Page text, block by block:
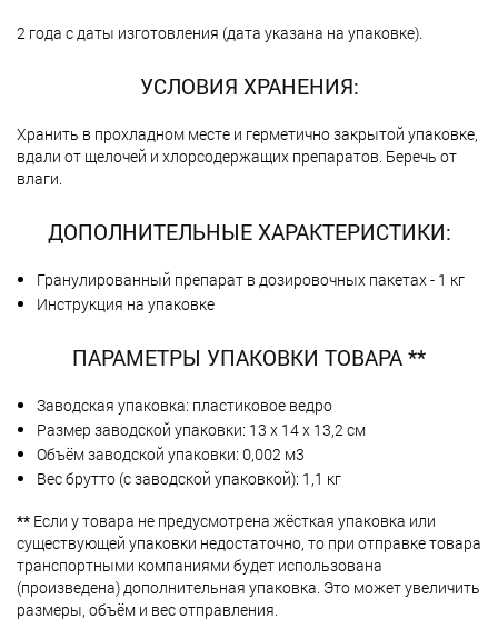
2 года с даты изготовления (дата указана на упаковке).
УСЛОВИЯ ХРАНЕНИЯ:
Хранить в прохладном месте и герметично закрытой упаковке,
вдали от щелочей и хлорсодержащих препаратов. Беречь от
влаги.
ДОПОЛНИТЕЛЬНЫЕ ХАРАКТЕРИСТИКИ:
Гранулированный препарат в дозировочных пакетах - 1 кг
Инструкция на упаковке
ПАРАМЕТРЫ УПАКОВКИ ТОВАРА **
Заводская упаковка: пластиковое ведро
Размер заводской упаковки: 13 х 14 х 13,2 см
Объём заводской упаковки: 0,002 м3
Вес брутто (с заводской упаковкой): 1,1 кг
** Если у товара не предусмотрена жёсткая упаковка или
существующей упаковки недостаточно, то при отправке товара
транспортными компаниями будет использована
(произведена) дополнительная упаковка. Это может увеличить
размеры, объём и вес отправления.